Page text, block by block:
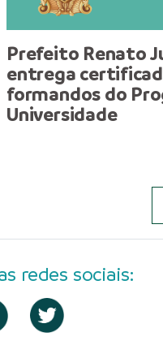
Prefeito Renato
entrega
formandos do
Universidade
redes sociais: